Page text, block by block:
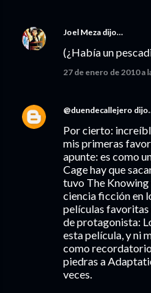
Joel Meza dijo…
(¿Había un
27 de enero de 2010 a
@duendecallejero
Por cierto:
mis primeras
apunte: es como
Cage hay que
tuvo The Knowing
ciencia ficción en
películas favoritas
de protagonista:
esta película, y ni
como
piedras a
veces.